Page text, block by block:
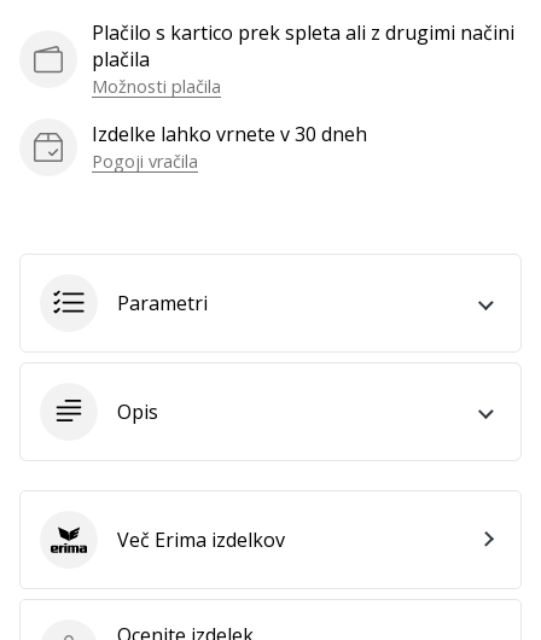
Plačilo s kartico prek spleta ali z drugimi načini
plačila
Možnosti plačila
Izdelke lahko vrnete v 30 dneh
Pogoji vračila
Parametri
Opis
Ocenite izdelek
Erima Več Erima izdelkov